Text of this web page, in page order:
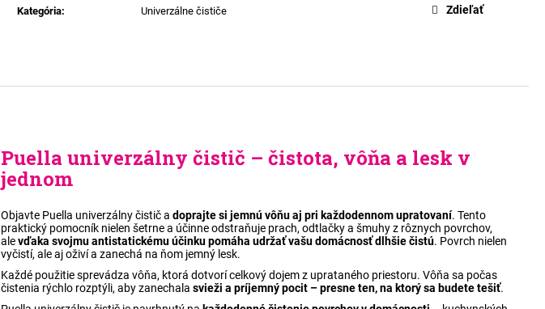
cena:
Kategória: Univerzálne čističe Zdieľať
Puella univerzálny čistič – čistota, vôňa a lesk v
jednom
Objavte Puella univerzálny čistič a doprajte si jemnú vôňu aj pri každodennom upratovaní. Tento
praktický pomocník nielen šetrne a účinne odstraňuje prach, odtlačky a šmuhy z rôznych povrchov,
alevďaka svojmu antistatickému účinku pomáha udržať vašu domácnosť dlhšie čistú. Povrch nielen
vyčistí, ale aj oživí a zanechá na ňom jemný lesk.
Každé použitie sprevádza vôňa, ktorá dotvorí celkový dojem z uprataného priestoru. Vôňa sa počas
čistenia rýchlo rozptýli, aby zanechala svieži a príjemný pocit – presne ten, na ktorý sa budete tešiť.